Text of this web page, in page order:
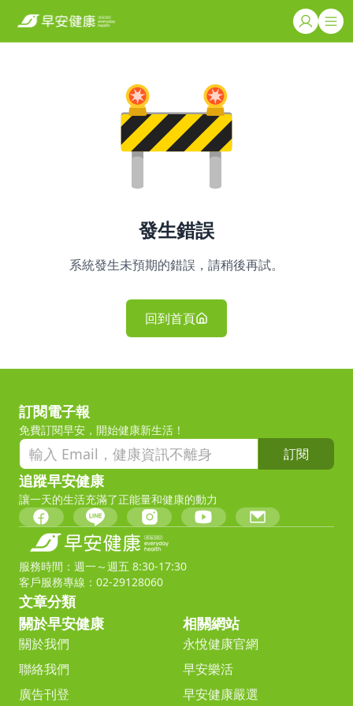
發生錯誤
系統發生未預期的錯誤，請稍後再試。
回到首頁
訂閱電子報
免費訂閱早安，開始健康新生活！
訂閱
追蹤早安健康
讓一天的生活充滿了正能量和健康的動力
服務時間：週一～週五 8:30-17:30
客戶服務專線：02-29128060
文章分類
關於早安健康
關於我們
聯絡我們
廣告刊登
相關網站
永悅健康官網
早安樂活
早安健康嚴選